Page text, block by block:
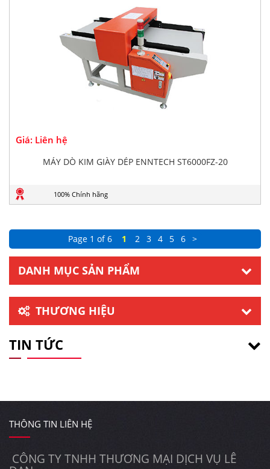
Giá: Liên hệ
MÁY DÒ KIM GIÀY DÉP ENNTECH ST6000FZ-20
100% Chính hãng
Page 1 of 6 1 2 3 4 5 6 >
DANH MỤC SẢN PHẨM
THƯƠNG HIỆU
TIN TỨC
THÔNG TIN LIÊN HỆ
CÔNG TY TNHH THƯƠNG MẠI DỊCH VỤ LÊ